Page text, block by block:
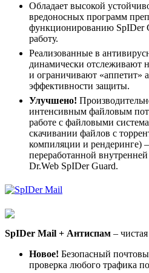
Обладает высокой
вредоносных программ
функционированию SpIDer
работу.
Реализованные в
динамически отслеживают
и ограничивают «аппетит»
эффективности защиты.
Улучшено!
интенсивным файловым
работе с файловыми
скачивании файлов с
компиляции и рендеринге)
переработанной
Dr.Web SpIDer Guard.
SpIDer Mail + Антиспам –
Новое! Безопасный
проверка любого трафика